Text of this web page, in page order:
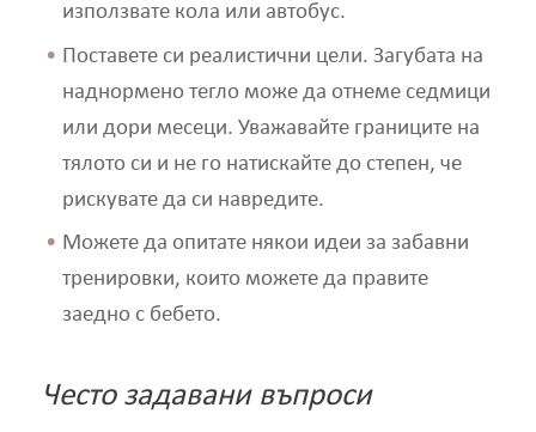
използвате кола или автобус.
Поставете си реалистични цели. Загубата на
наднормено тегло може да отнеме седмици
или дори месеци. Уважавайте границите на
тялото си и не го натискайте до степен, че
рискувате да си навредите.
Можете да опитате някои идеи за забавни
тренировки, които можете да правите
заедно с бебето.
Често задавани въпроси